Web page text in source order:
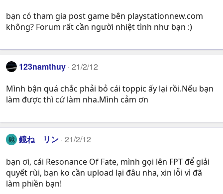
bạn có tham gia post game bên playstationnew.com
không? Forum rất cần người nhiệt tình như bạn :)
123namthuy 21/2/12
Mình bận quá chắc phải bỏ cái toppic ấy lại rồi.Nếu bạn
làm được thì cứ làm nha.Mình cảm ơn
鏡 鏡ね リン 21/2/12
bạn ơi, cái Resonance Of Fate, mình gọi lên FPT để giải
quyết rùi, bạn ko cần upload lại đâu nha, xin lỗi vì đã
làm phiền bạn!